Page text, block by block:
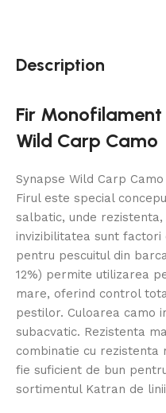
Description
Fir
Wild Carp Camo
Synapse Wild Carp
Firul este special
salbatic, unde
invizibilitatea sunt factori
pentru pescuitul din
12%) permite utilizarea
mare, oferind control
pestilor. Culoarea camo
subacvatic. Rezistenta
combinatie cu
fie suficient de bun
sortimentul Katran de